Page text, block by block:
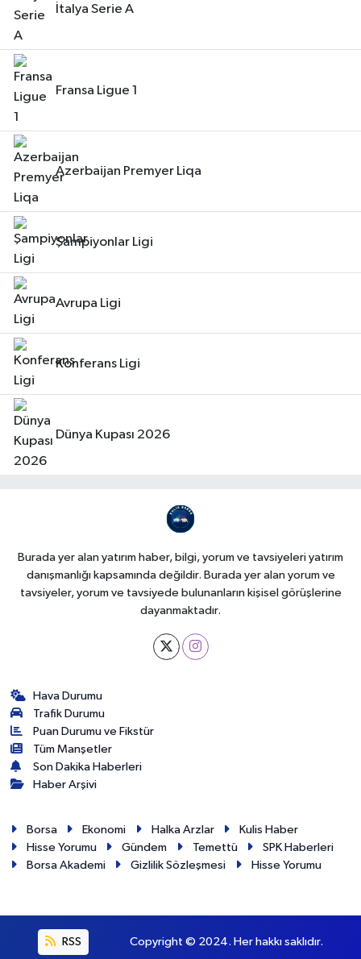
İtalya Serie A
Fransa Ligue 1
Azerbaijan Premyer Liqa
Şampiyonlar Ligi
Avrupa Ligi
Konferans Ligi
Dünya Kupası 2026
Burada yer alan yatırım haber, bilgi, yorum ve tavsiyeleri yatırım
danışmanlığı kapsamında değildir. Burada yer alan yorum ve
tavsiyeler, yorum ve tavsiyede bulunanların kişisel görüşlerine
dayanmaktadır.
Hava Durumu
Trafik Durumu
Puan Durumu ve Fikstür
Tüm Manşetler
Son Dakika Haberleri
Haber Arşivi
Borsa Ekonomi Halka Arzlar
Kulis Haber
Hisse Yorumu
Gündem Temettü
SPK Haberleri
Borsa Akademi
Gizlilik Sözleşmesi Hisse Yorumu
RSS Copyright © 2024. Her hakkı saklıdır.